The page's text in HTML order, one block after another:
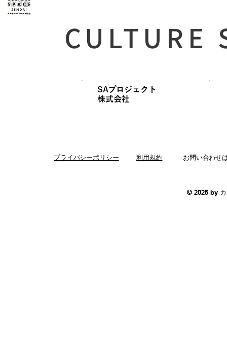
CULTURE
SAプロジェクト
​株式会社
プライバシーポリシー 利用規約 お問い合わせ
© 2025 by